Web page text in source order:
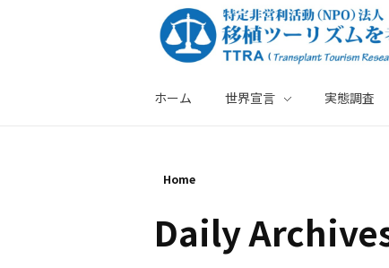
ホーム 世界宣言 実態調査
Home
Daily